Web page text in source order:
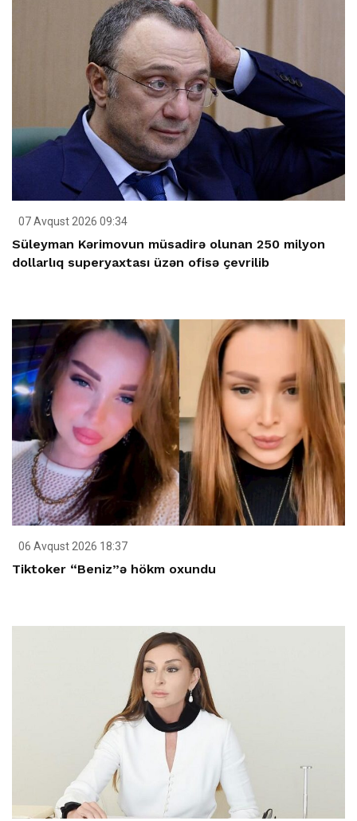
07 Avqust 2026 09:34
Süleyman Kərimovun müsadirə olunan 250 milyon
dollarlıq superyaxtası üzən ofisə çevrilib
06 Avqust 2026 18:37
Tiktoker “Beniz”ə hökm oxundu